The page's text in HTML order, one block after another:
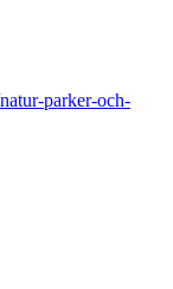
parker-och-